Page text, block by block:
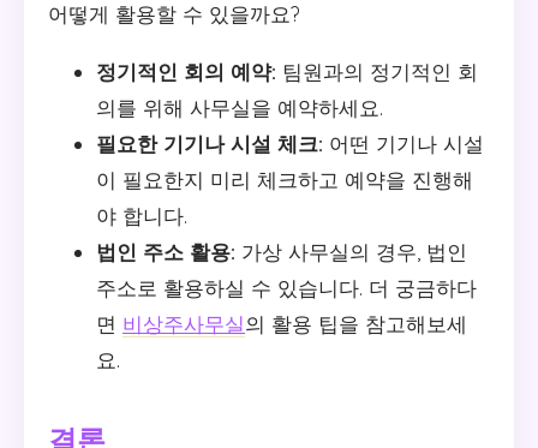
어떻게 활용할 수 있을까요?
정기적인 회의 예약: 팀원과의 정기적인 회
의를 위해 사무실을 예약하세요.
필요한 기기나 시설 체크: 어떤 기기나 시설
이 필요한지 미리 체크하고 예약을 진행해
야 합니다.
법인 주소 활용: 가상 사무실의 경우, 법인
주소로 활용하실 수 있습니다. 더 궁금하다
면 비상주사무실의 활용 팁을 참고해보세
요.
결론